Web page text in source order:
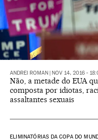
ANDREI ROMAN NOV 14, 2016 -
Não, a metade do EUA
composta por idiotas,
assaltantes sexuais
ELIMINATÓRIAS DA COPA DO